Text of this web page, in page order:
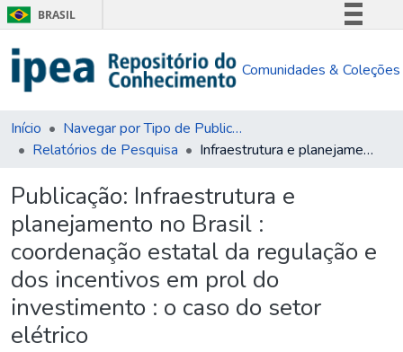
BRASIL
Comunica BR
Acesso à informação
Legislação
Comunidades & Coleções
Início
Navegar por Tipo de Publicação
Relatórios de Pesquisa
Infraestrutura e planejamento no Brasil : coordenação estatal da regulação e dos incentivos em prol do investimento : o caso do setor elétrico
Publicação: Infraestrutura e
planejamento no Brasil :
coordenação estatal da regulação e
dos incentivos em prol do
investimento : o caso do setor
elétrico